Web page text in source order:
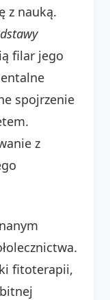
z nauką.
filar jego
spojrzenie
z
fitoterapii,